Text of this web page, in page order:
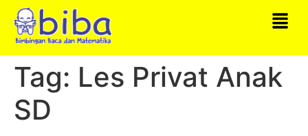
Tag: Les Privat Anak
SD